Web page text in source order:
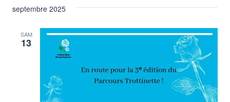
septembre 2025
SAM
13